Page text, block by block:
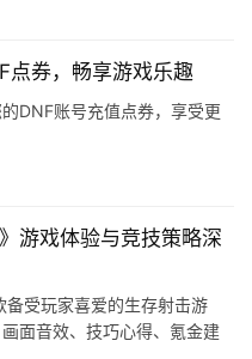
点券，畅享游戏乐趣
DNF账号充值点券，享受更
游戏体验与竞技策略深
备受玩家喜爱的生存射击游
面音效、技巧心得、氪金建